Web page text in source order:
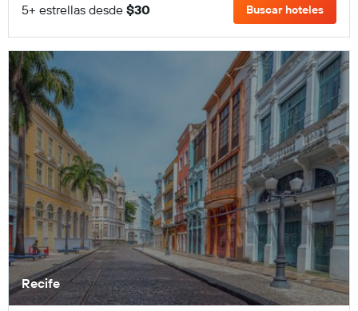
5+ estrellas desde $30 Buscar hoteles
Recife